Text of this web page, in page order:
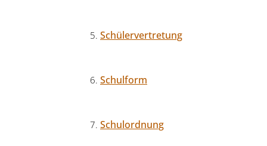
Schülervertretung
Schulform
Schulordnung